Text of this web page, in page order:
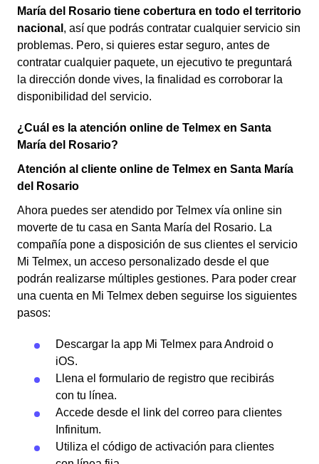
María del Rosario tiene cobertura en todo el territorio
nacional , así que podrás contratar cualquier servicio sin
problemas. Pero, si quieres estar seguro, antes de
contratar cualquier paquete, un ejecutivo te preguntará
la dirección donde vives, la finalidad es corroborar la
disponibilidad del servicio.
¿Cuál es la atención online de Telmex en Santa
María del Rosario?
Atención al cliente online de Telmex en Santa María
del Rosario
Ahora puedes ser atendido por Telmex vía online sin
moverte de tu casa en Santa María del Rosario. La
compañía pone a disposición de sus clientes el servicio
Mi Telmex, un acceso personalizado desde el que
podrán realizarse múltiples gestiones. Para poder crear
una cuenta en Mi Telmex deben seguirse los siguientes
pasos:
Descargar la app Mi Telmex para Android o
iOS.
Llena el formulario de registro que recibirás
con tu línea.
Accede desde el link del correo para clientes
Infinitum.
Utiliza el código de activación para clientes